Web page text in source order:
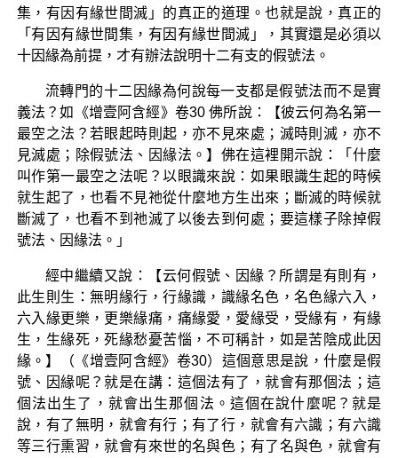
集，有因有緣世間滅」的真正的道理。也就是說，真正的
「有因有緣世間集，有因有緣世間滅」，其實還是必須以
十因緣為前提，才有辦法說明十二有支的假號法。
流轉門的十二因緣為何說每一支都是假號法而不是實
義法？如《增壹阿含經》卷30 佛所說：【彼云何為名第一
最空之法？若眼起時則起，亦不見來處；滅時則滅，亦不
見滅處；除假號法、因緣法。】佛在這裡開示說：「什麼
叫作第一最空之法呢？以眼識來說：如果眼識生起的時候
就生起了，也看不見祂從什麼地方生出來；斷滅的時候就
斷滅了，也看不到祂滅了以後去到何處；要這樣子除掉假
號法、因緣法。」
經中繼續又說：【云何假號、因緣？所謂是有則有，
此生則生：無明緣行，行緣識，識緣名色，名色緣六入，
六入緣更樂，更樂緣痛，痛緣愛，愛緣受，受緣有，有緣
生，生緣死，死緣愁憂苦惱，不可稱計，如是苦陰成此因
緣。】（《增壹阿含經》卷30）這個意思是說，什麼是假
號、因緣呢？就是在講：這個法有了，就會有那個法；這
個法出生了，就會出生那個法。這個在說什麼呢？就是
說，有了無明，就會有行；有了行，就會有六識；有六識
等三行熏習，就會有來世的名與色；有了名與色，就會有